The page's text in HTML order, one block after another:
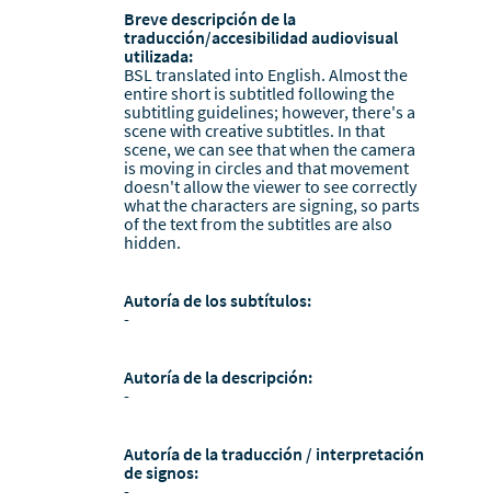
Breve descripción de la
traducción/accesibilidad audiovisual
utilizada:
BSL translated into English. Almost the
entire short is subtitled following the
subtitling guidelines; however, there's a
scene with creative subtitles. In that
scene, we can see that when the camera
is moving in circles and that movement
doesn't allow the viewer to see correctly
what the characters are signing, so parts
of the text from the subtitles are also
hidden.
Autoría de los subtítulos:
-
Autoría de la descripción:
-
Autoría de la traducción / interpretación
de signos:
-